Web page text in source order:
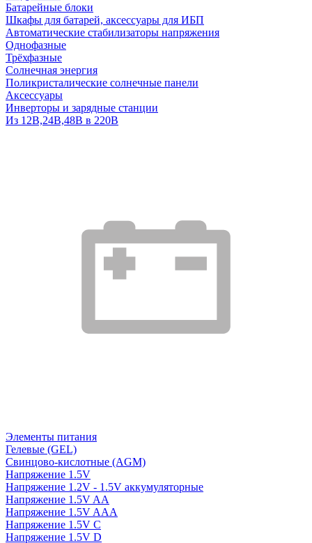
Батарейные блоки
Шкафы для батарей, аксессуары для ИБП
Автоматические стабилизаторы напряжения
Однофазные
Трёхфазные
Солнечная энергия
Поликристалические солнечные панели
Аксессуары
Инверторы и зарядные станции
Из 12В,24В,48В в 220В
Элементы питания
Гелевые (GEL)
Свинцово-кислотные (AGM)
Напряжение 1.5V
Напряжение 1.2V - 1.5V аккумуляторные
Напряжение 1.5V AA
Напряжение 1.5V AAA
Напряжение 1.5V C
Напряжение 1.5V D